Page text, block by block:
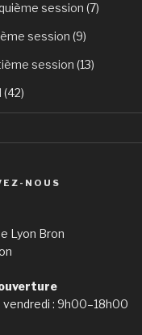
session (7)
session (9)
session (13)
(42)
NOUS
Lyon Bron
vendredi : 9h00–18h00